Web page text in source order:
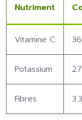
Nutriment
Vitamine C
Potassium
Fibres